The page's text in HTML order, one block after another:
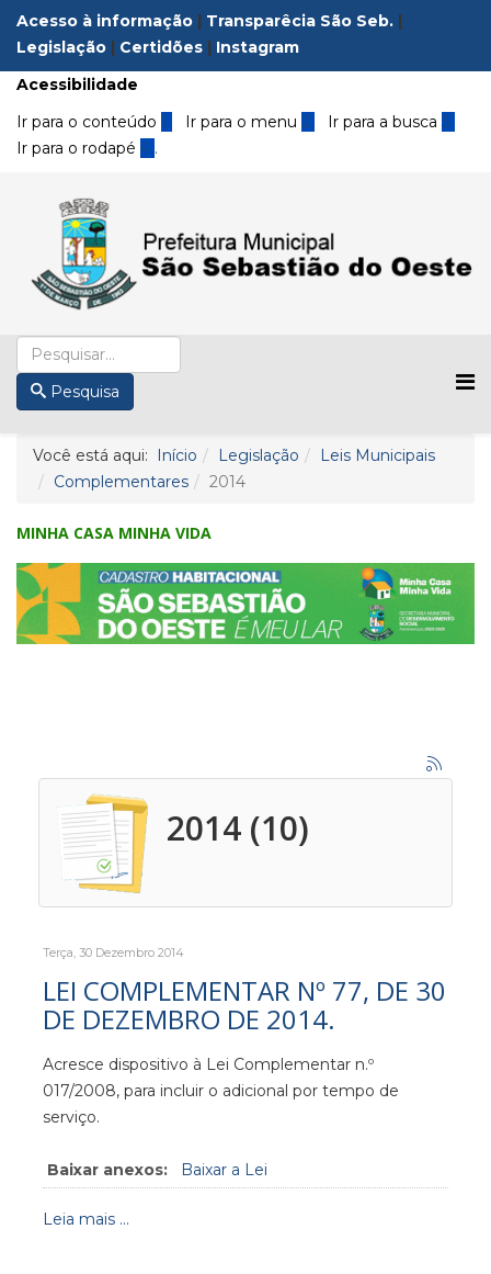
Acesso à informação | Transparêcia São Seb. |
Legislação | Certidões | Instagram
Acessibilidade
Ir para o conteúdo 1 Ir para o menu 2 Ir para a busca3
Ir para o rodapé 4 .
Pesquisa
Você está aqui: Início Legislação
Leis Municipais
Complementares
2014
MINHA CASA MINHA VIDA
2014 (10)
Terça, 30 Dezembro 2014
LEI COMPLEMENTAR Nº 77, DE 30
DE DEZEMBRO DE 2014.
Acresce dispositivo à Lei Complementar n.º
017/2008, para incluir o adicional por tempo de
serviço.
Baixar anexos: Baixar a Lei
Leia mais ...